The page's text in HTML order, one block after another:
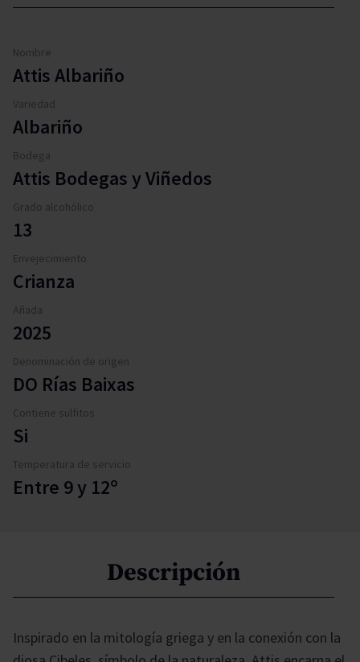
Nombre
Attis Albariño
Variedad
Albariño
Bodega
Attis Bodegas y Viñedos
Grado alcohólico
13
Envejecimiento
Crianza
Añada
2025
Denominación de origen
DO Rías Baixas
Contiene sulfitos
Si
Temperatura de servicio
Entre 9 y 12º
Descripción
Inspirado en la mitología griega y en la conexión con la